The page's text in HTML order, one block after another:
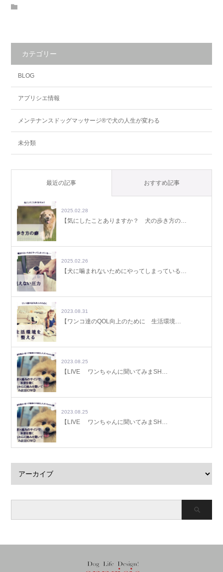
カテゴリー
BLOG
アプリシエ情報
メンテナンスドッグマッサージ®で犬の人生が変わる
未分類
最近の記事 おすすめ記事
2025.02.28
【気にしたことありますか？ 犬の歩き方の…
2025.02.26
【犬に噛まれないためにやってしまっている…
2023.08.31
【ワンコ達のQOL向上のために 生活環境…
2023.08.25
【LIVE ワンちゃんに聞いてみまSH…
2023.08.25
【LIVE ワンちゃんに聞いてみまSH…